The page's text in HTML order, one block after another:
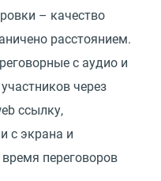
– качество
расстоянием.
с аудио и
через
ссылку,
с экрана и
переговоров